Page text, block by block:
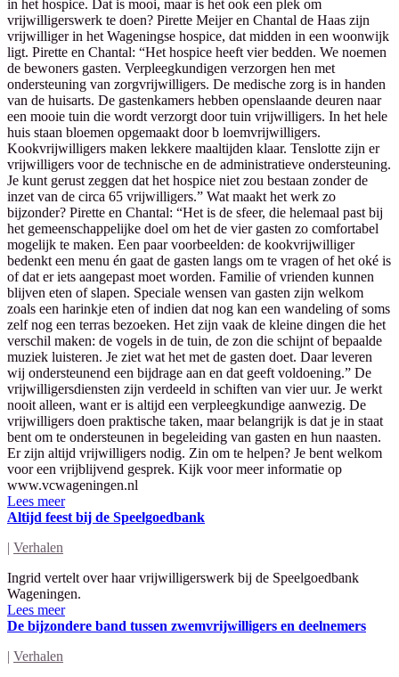
in het hospice. Dat is mooi, maar is het ook een plek om
vrijwilligerswerk te doen? Pirette Meijer en Chantal de Haas zijn
vrijwilliger in het Wageningse hospice, dat midden in een woonwijk
ligt. Pirette en Chantal: “Het hospice heeft vier bedden. We noemen
de bewoners gasten. Verpleegkundigen verzorgen hen met
ondersteuning van zorgvrijwilligers. De medische zorg is in handen
van de huisarts. De gastenkamers hebben openslaande deuren naar
een mooie tuin die wordt verzorgt door tuin vrijwilligers. In het hele
huis staan bloemen opgemaakt door b loemvrijwilligers.
Kookvrijwilligers maken lekkere maaltijden klaar. Tenslotte zijn er
vrijwilligers voor de technische en de administratieve ondersteuning.
Je kunt gerust zeggen dat het hospice niet zou bestaan zonder de
inzet van de circa 65 vrijwilligers.” Wat maakt het werk zo
bijzonder? Pirette en Chantal: “Het is de sfeer, die helemaal past bij
het gemeenschappelijke doel om het de vier gasten zo comfortabel
mogelijk te maken. Een paar voorbeelden: de kookvrijwilliger
bedenkt een menu én gaat de gasten langs om te vragen of het oké is
of dat er iets aangepast moet worden. Familie of vrienden kunnen
blijven eten of slapen. Speciale wensen van gasten zijn welkom
zoals een harinkje eten of indien dat nog kan een wandeling of soms
zelf nog een terras bezoeken. Het zijn vaak de kleine dingen die het
verschil maken: de vogels in de tuin, de zon die schijnt of bepaalde
muziek luisteren. Je ziet wat het met de gasten doet. Daar leveren
wij ondersteunend een bijdrage aan en dat geeft voldoening.” De
vrijwilligersdiensten zijn verdeeld in schiften van vier uur. Je werkt
nooit alleen, want er is altijd een verpleegkundige aanwezig. De
vrijwilligers doen praktische taken, maar belangrijk is dat je in staat
bent om te ondersteunen in begeleiding van gasten en hun naasten.
Er zijn altijd vrijwilligers nodig. Zin om te helpen? Je bent welkom
voor een vrijblijvend gesprek. Kijk voor meer informatie op
www.vcwageningen.nl
Lees meer
Altijd feest bij de Speelgoedbank
| Verhalen
Ingrid vertelt over haar vrijwilligerswerk bij de Speelgoedbank
Wageningen.
Lees meer
De bijzondere band tussen zwemvrijwilligers en deelnemers
| Verhalen